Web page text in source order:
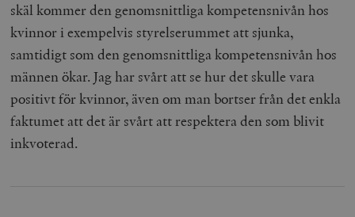
skäl kommer den genomsnittliga kompetensnivån hos
kvinnor i exempelvis styrelserummet att sjunka,
samtidigt som den genomsnittliga kompetensnivån hos
männen ökar. Jag har svårt att se hur det skulle vara
positivt för kvinnor, även om man bortser från det enkla
faktumet att det är svårt att respektera den som blivit
inkvoterad.